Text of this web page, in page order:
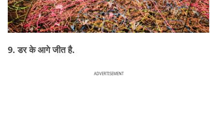
9. डर के आगे जीत है.
ADVERTISEMENT